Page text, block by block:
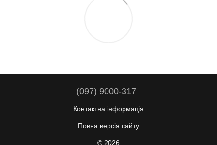
(097) 9000-317
Контактна інформація
Повна версія сайту
© 2026